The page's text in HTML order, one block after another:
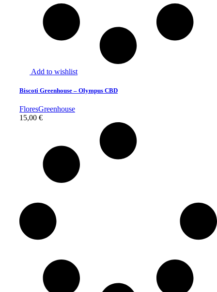
Add to wishlist
Biscoti Greenhouse – Olympus CBD
FloresGreenhouse
15,00 €